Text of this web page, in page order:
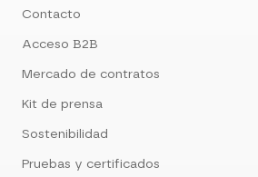
Contacto
Acceso B2B
Mercado de contratos
Kit de prensa
Sostenibilidad
Pruebas y certificados